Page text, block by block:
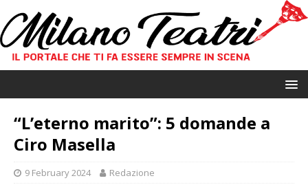
“L’eterno marito”: 5 domande a
Ciro Masella
9 February 2024 Redazione